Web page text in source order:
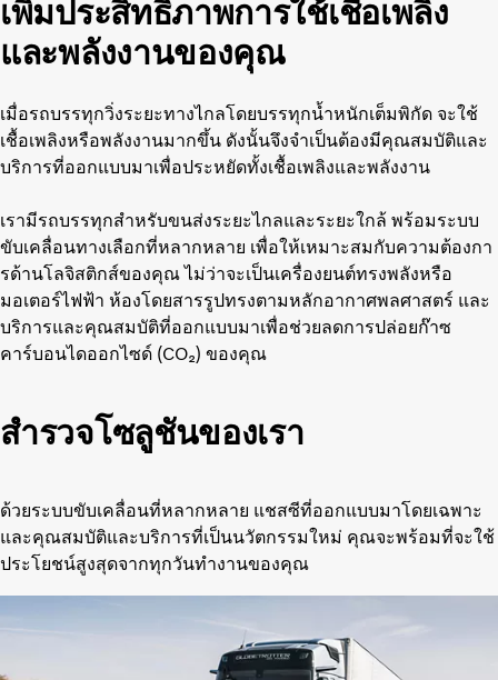
เพิ่มประสิทธิภาพการใช้เชื้อเพลิง
และพลังงานของคุณ
เมื่อรถบรรทุกวิ่งระยะทางไกลโดยบรรทุกน้ำหนักเต็มพิกัด จะใช้
เชื้อเพลิงหรือพลังงานมากขึ้น ดังนั้นจึงจำเป็นต้องมีคุณสมบัติและ
บริการที่ออกแบบมาเพื่อประหยัดทั้งเชื้อเพลิงและพลังงาน
เรามีรถบรรทุกสำหรับขนส่งระยะไกลและระยะใกล้ พร้อมระบบ
ขับเคลื่อนทางเลือกที่หลากหลาย เพื่อให้เหมาะสมกับความต้องกา
รด้านโลจิสติกส์ของคุณ ไม่ว่าจะเป็นเครื่องยนต์ทรงพลังหรือ
มอเตอร์ไฟฟ้า ห้องโดยสารรูปทรงตามหลักอากาศพลศาสตร์ และ
บริการและคุณสมบัติที่ออกแบบมาเพื่อช่วยลดการปล่อยก๊าซ
คาร์บอนไดออกไซด์ (CO₂) ของคุณ
สำรวจโซลูชันของเรา
ด้วยระบบขับเคลื่อนที่หลากหลาย แชสซีที่ออกแบบมาโดยเฉพาะ
และคุณสมบัติและบริการที่เป็นนวัตกรรมใหม่ คุณจะพร้อมที่จะใช้
ประโยชน์สูงสุดจากทุกวันทำงานของคุณ